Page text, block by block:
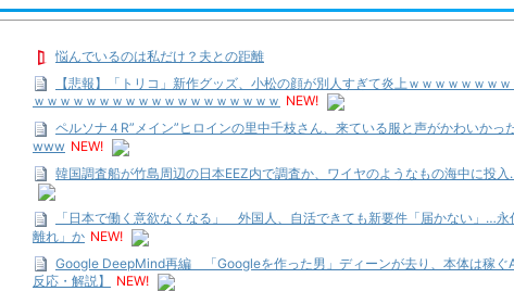
悩んでいるのは私だけ？夫との距離
【悲報】「トリコ」新作グッズ、小松の顔が別人すぎて炎上ｗｗｗｗｗｗｗ
ｗｗｗｗｗｗｗｗｗｗｗｗｗｗｗｗｗｗｗ NEW!
ペルソナ４R”メイン”ヒロインの里中千枝さん、来ている服と声がかわいかっ
www NEW!
韓国調査船が竹島周辺の日本EEZ内で調査か、ワイヤのようなもの海中に投入
「日本で働く意欲なくなる」 外国人、自活できても新要件「届かない」…永
離れ」か NEW!
Google DeepMind再編 「Googleを作った男」ディーンが去り、本体は稼ぐ
反応・解説】
NEW!